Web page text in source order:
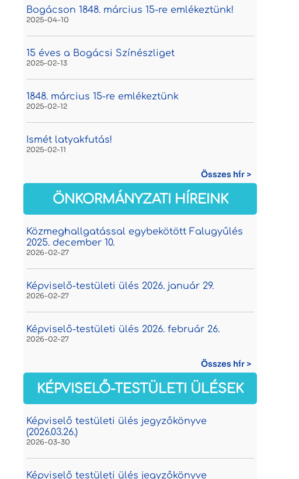
Bogácson 1848. március 15-re emlékeztünk!
2025-04-10
15 éves a Bogácsi Színészliget
2025-02-13
1848. március 15-re emlékeztünk
2025-02-12
Ismét latyakfutás!
2025-02-11
Összes hír >
ÖNKORMÁNYZATI HÍREINK
Közmeghallgatással egybekötött Falugyűlés
2025. december 10.
2026-02-27
Képviselő-testületi ülés 2026. január 29.
2026-02-27
Képviselő-testületi ülés 2026. február 26.
2026-02-27
Összes hír >
KÉPVISELŐ-TESTÜLETI ÜLÉSEK
Képviselő testületi ülés jegyzőkönyve
(2026.03.26.)
2026-03-30
Képviselő testületi ülés jegyzőkönyve